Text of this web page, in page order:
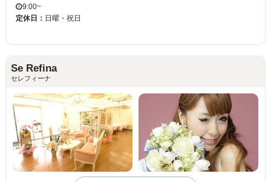
9:00~
定休日： 日曜・祝日
Se Refina
セレフィーナ